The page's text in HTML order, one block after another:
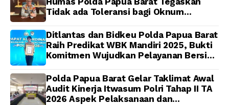
Tidak ada Toleransi bagi Oknum
Ditlantas dan Bidkeu Polda Papua Barat
Raih Predikat WBK Mandiri 2025, Bukti
Komitmen Wujudkan Pelayanan Bersih
Polda Papua Barat Gelar Taklimat Awal
Audit Kinerja Itwasum Polri Tahap II TA
2026 Aspek Pelaksanaan dan